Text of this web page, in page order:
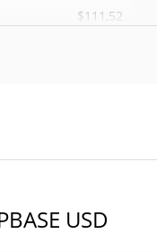
$111,52
USD